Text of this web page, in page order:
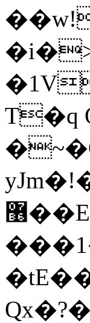
T�q
޶��E`�0}
Qx�